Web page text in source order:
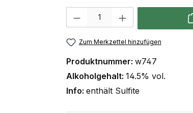
Zum Merkzettel hinzufügen
Produktnummer: w747
Alkoholgehalt: 14.5% vol.
Info: enthält Sulfite